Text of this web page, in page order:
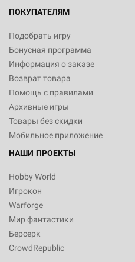
ПОКУПАТЕЛЯМ
Подобрать игру
Бонусная программа
Информация о заказе
Возврат товара
Помощь с правилами
Архивные игры
Товары без скидки
Мобильное приложение
НАШИ ПРОЕКТЫ
Hobby World
Игрокон
Warforge
Мир фантастики
Берсерк
CrowdRepublic